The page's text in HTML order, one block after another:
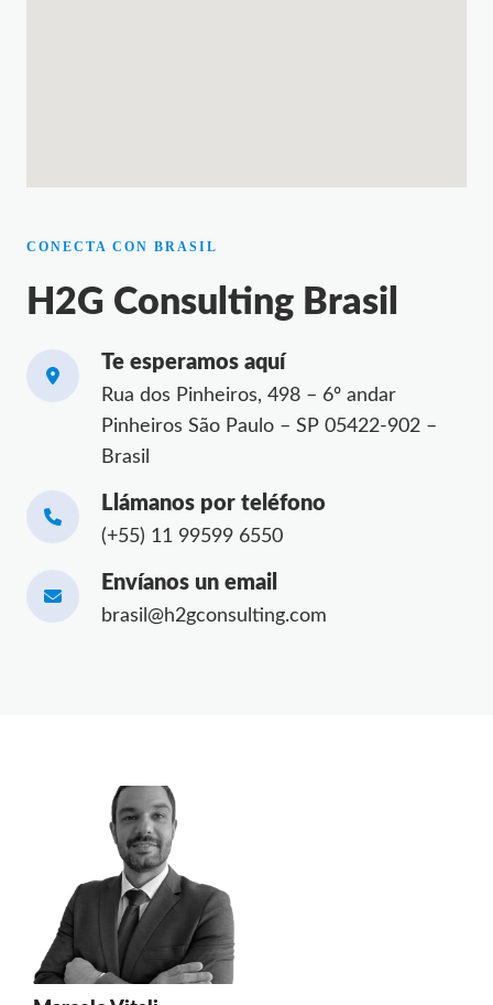
CONECTA CON BRASIL
H2G Consulting Brasil
Te esperamos aquí
Rua dos Pinheiros, 498 – 6º andar
Pinheiros São Paulo – SP 05422-902 –
Brasil
Llámanos por teléfono
(+55) 11 99599 6550
Envíanos un email
brasil@h2gconsulting.com